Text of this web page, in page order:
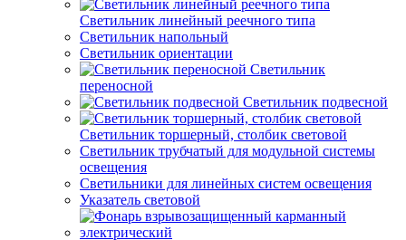
Светильник линейный реечного типа
Светильник напольный
Светильник ориентации
Светильник
переносной
Светильник подвесной
Светильник торшерный, столбик световой
Светильник трубчатый для модульной системы
освещения
Светильники для линейных систем освещения
Указатель световой